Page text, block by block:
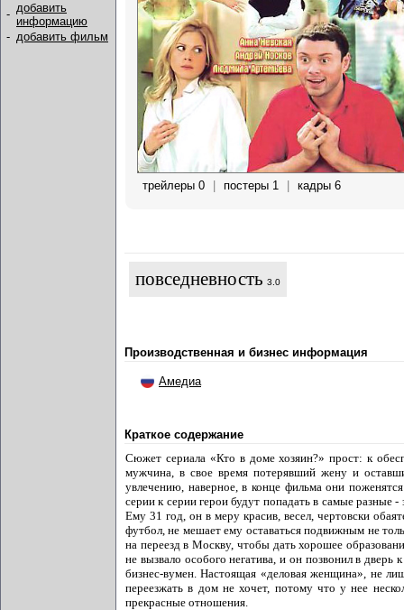
- добавить
информацию
- добавить фильм
трейлеры 0 постеры 1 кадры 6
повседневность 3.0
Производственная и бизнес информация
Амедиа
Краткое содержание
Сюжет сериала «Кто в доме хозяин?» прост: к
мужчина, в свое время потерявший жену и
увлечению, наверное, в конце фильма они
серии к серии герои будут попадать в самые
Ему 31 год, он в меру красив, весел, чертовски
футбол, не мешает ему оставаться подвижным не
на переезд в Москву, чтобы дать хорошее
не вызвало особого негатива, и он позвонил в
бизнес-вумен. Настоящая «деловая женщина», не
переезжать в дом не хочет, потому что у нее
прекрасные отношения.